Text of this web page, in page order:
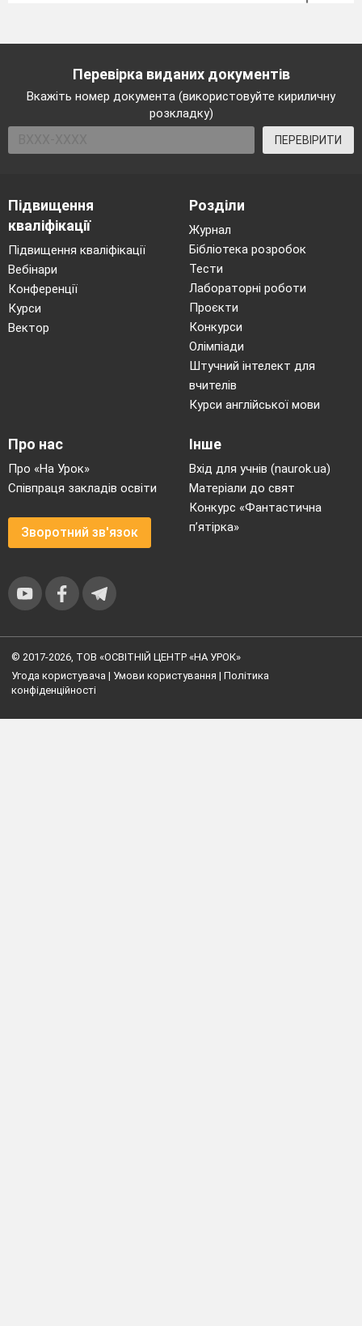
Перевірка виданих документів
Вкажіть номер документа (використовуйте кириличну
розкладку)
ПЕРЕВІРИТИ
Підвищення
кваліфікації
Підвищення кваліфікації
Вебінари
Конференції
Курси
Вектор
Розділи
Журнал
Бібліотека розробок
Тести
Лабораторні роботи
Проєкти
Конкурси
Олімпіади
Штучний інтелект для
вчителів
Курси англійської мови
Про нас
Про «На Урок»
Співпраця закладів освіти
Зворотний зв'язок
Інше
Вхід для учнів (naurok.ua)
Матеріали до свят
Конкурс «Фантастична
п’ятірка»
© 2017-2026, ТОВ «ОСВІТНІЙ ЦЕНТР «НА УРОК»
Угода користувача | Умови користування | Політика
конфіденційності